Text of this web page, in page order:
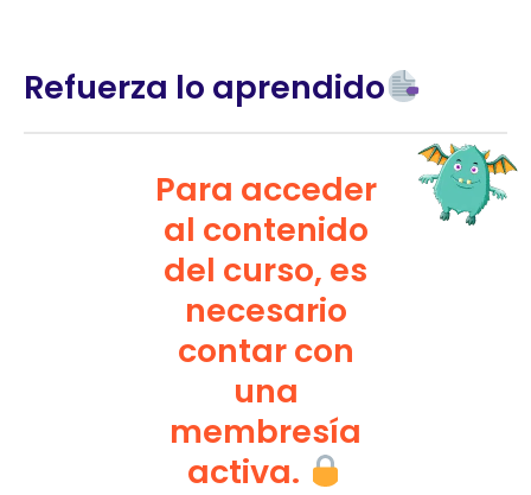
Refuerza lo aprendido
Para acceder
al contenido
del curso, es
necesario
contar con
una
membresía
activa.